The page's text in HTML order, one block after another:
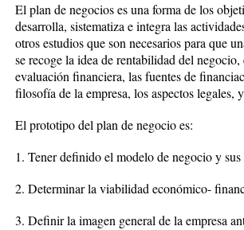
El plan de negocios es una forma de los
desarrolla, sistematiza e integra las
otros estudios que son necesarios para que
se recoge la idea de rentabilidad del
evaluación financiera, las fuentes de
filosofía de la empresa, los aspectos legales,
El prototipo del plan de negocio es:
1. Tener definido el modelo de negocio y sus
2. Determinar la viabilidad económico-
3. Definir la imagen general de la empresa